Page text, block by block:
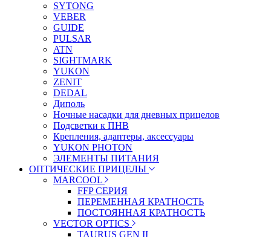
SYTONG
VEBER
GUIDE
PULSAR
ATN
SIGHTMARK
YUKON
ZENIT
DEDAL
Диполь
Ночные насадки для дневных прицелов
Подсветки к ПНВ
Крепления, адаптеры, аксессуары
YUKON PHOTON
ЭЛЕМЕНТЫ ПИТАНИЯ
ОПТИЧЕСКИЕ ПРИЦЕЛЫ
MARCOOL
FFP СЕРИЯ
ПЕРЕМЕННАЯ КРАТНОСТЬ
ПОСТОЯННАЯ КРАТНОСТЬ
VECTOR OPTICS
TAURUS GEN II